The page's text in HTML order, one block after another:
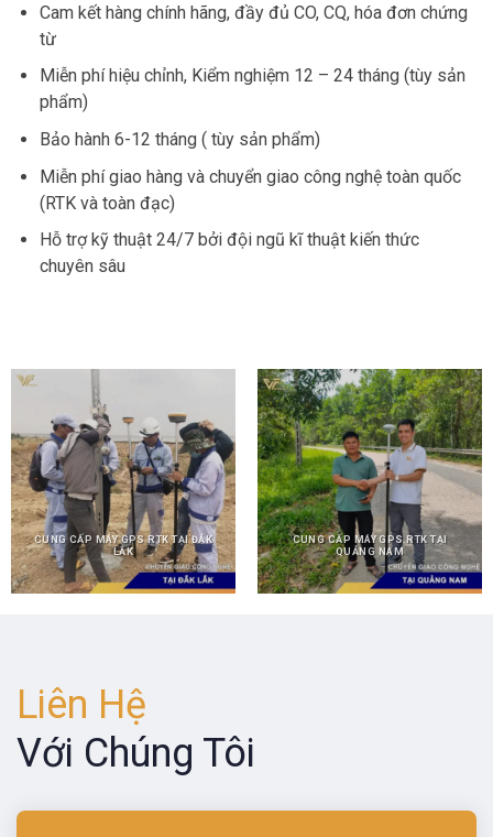
Cam kết hàng chính hãng, đầy đủ CO, CQ, hóa đơn chứng
từ
Miễn phí hiệu chỉnh, Kiểm nghiệm 12 – 24 tháng (tùy sản
phẩm)
Bảo hành 6-12 tháng ( tùy sản phẩm)
Miễn phí giao hàng và chuyển giao công nghệ toàn quốc
(RTK và toàn đạc)
Hỗ trợ kỹ thuật 24/7 bởi đội ngũ kĩ thuật kiến thức
chuyên sâu
CUNG CẤP MÁY GPS RTK TẠI ĐẮK
LẮK
CUNG CẤP MÁY GPS RTK TẠI
QUẢNG NAM
Liên Hệ
Với Chúng Tôi